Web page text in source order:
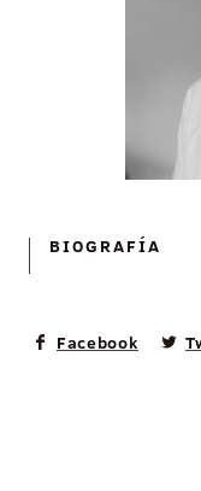
BIOGRAFÍ­A
Facebook